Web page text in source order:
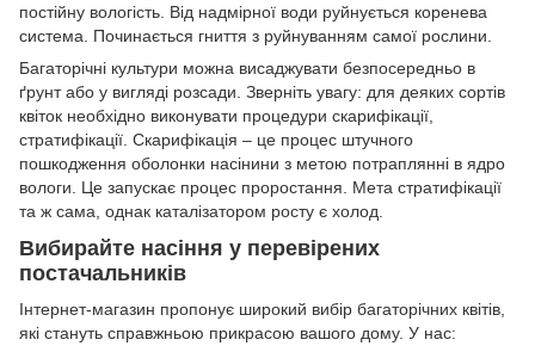
постійну вологість. Від надмірної води руйнується коренева
система. Починається гниття з руйнуванням самої рослини.
Багаторічні культури можна висаджувати безпосередньо в
ґрунт або у вигляді розсади. Зверніть увагу: для деяких сортів
квіток необхідно виконувати процедури скарифікації,
стратифікації. Скарифікація – це процес штучного
пошкодження оболонки насінини з метою потраплянні в ядро
вологи. Це запускає процес проростання. Мета стратифікації
та ж сама, однак каталізатором росту є холод.
Вибирайте насіння у перевірених
постачальників
Інтернет-магазин пропонує широкий вибір багаторічних квітів,
які стануть справжньою прикрасою вашого дому. У нас: